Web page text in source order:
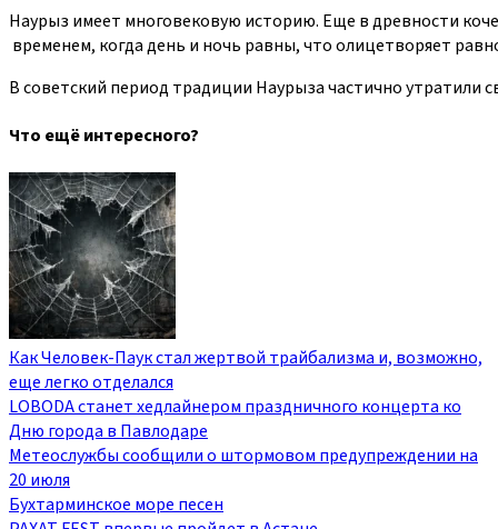
Наурыз имеет многовековую историю. Еще в древности
временем, когда день и ночь равны, что олицетворяет
В советский период традиции Наурыза частично утратили
Что ещё интересного?
Как Человек-Паук стал жертвой трайбализма и, возможно,
еще легко отделался
LOBODA станет хедлайнером праздничного концерта ко
Дню города в Павлодаре
Метеослужбы сообщили о штормовом предупреждении на
20 июля
Бухтарминское море песен